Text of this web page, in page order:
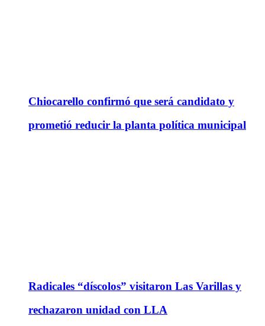
Chiocarello confirmó que será candidato y
prometió reducir la planta política municipal
Radicales “díscolos” visitaron Las Varillas y
rechazaron unidad con LLA